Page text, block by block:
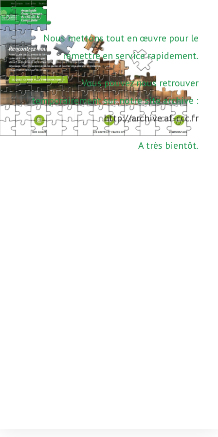
Nous mettons tout en œuvre pour le
remettre en service rapidement.
Vous pouvez nous retrouver
temporairement sur notre site archive :
http://archive.af-ccc.fr
A très bientôt.